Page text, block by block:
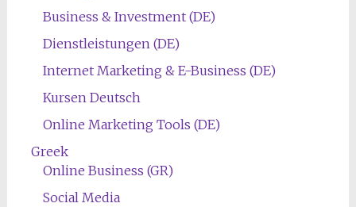
Business & Investment (DE)
Dienstleistungen (DE)
Internet Marketing & E-Business (DE)
Kursen Deutsch
Online Marketing Tools (DE)
Greek
Online Business (GR)
Social Media